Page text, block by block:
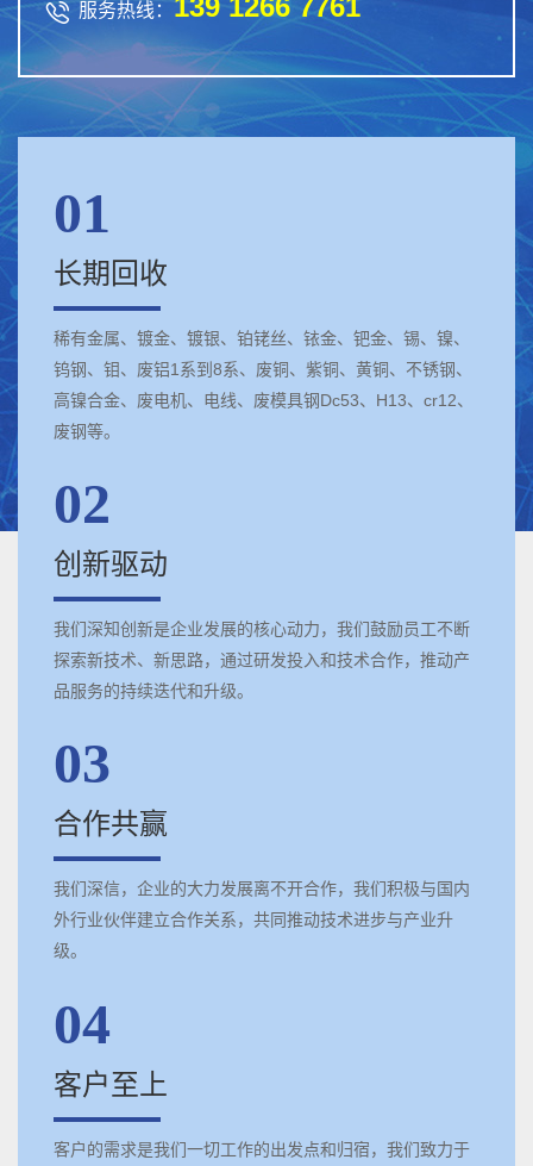
 服务热线：
01
长期回收
稀有金属、镀金、镀银、铂铑丝、铱金、钯金、锡、镍、
钨钢、钼、废铝1系到8系、废铜、紫铜、黄铜、不锈钢、
高镍合金、废电机、电线、废模具钢Dc53、H13、cr12、
废钢等。
02
创新驱动
我们深知创新是企业发展的核心动力，我们鼓励员工不断
探索新技术、新思路，通过研发投入和技术合作，推动产
品服务的持续迭代和升级。
03
合作共赢
我们深信，企业的大力发展离不开合作，我们积极与国内
外行业伙伴建立合作关系，共同推动技术进步与产业升
级。
04
客户至上
客户的需求是我们一切工作的出发点和归宿，我们致力于